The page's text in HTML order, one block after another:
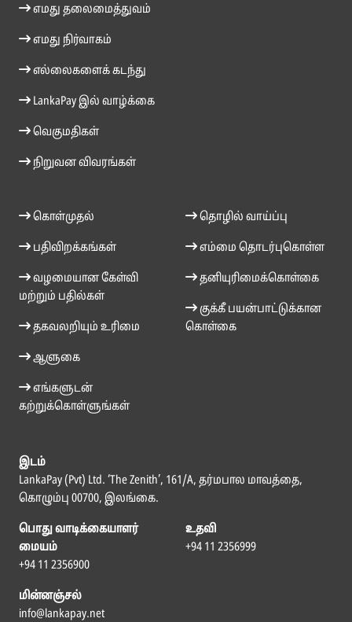
எமது தலைமைத்துவம்
எமது நிர்வாகம்
எல்லைகளைக் கடந்து
LankaPay இல் வாழ்க்கை
வெகுமதிகள்
நிறுவன விவரங்கள்
கொள்முதல்
பதிவிறக்கங்கள்
வழமையான கேள்வி
மற்றும் பதில்கள்
தகவலறியும் உரிமை
ஆளுகை
எங்களுடன்
கற்றுக்கொள்ளுங்கள்
தொழில் வாய்ப்பு
எம்மை தொடர்புகொள்ள
தனியுரிமைக்கொள்கை
குக்கீ பயன்பாட்டுக்கான
கொள்கை
இடம்
LankaPay (Pvt) Ltd. ‘The Zenith’, 161/A, தர்மபால மாவத்தை,
கொழும்பு 00700, இலங்கை.
பொது வாடிக்கையாளர்
மையம்
+94 11 2356900
உதவி
+94 11 2356999
மின்னஞ்சல்
info@lankapay.net